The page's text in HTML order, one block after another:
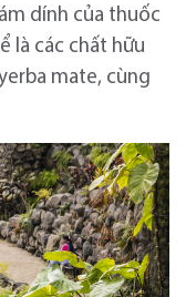
dính của thuốc
là các chất hữu
mate, cùng